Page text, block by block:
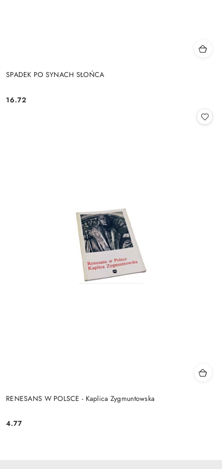
SPADEK PO SYNACH SŁOŃCA
Cena:
16.72
RENESANS W POLSCE - Kaplica Zygmuntowska
Cena:
4.77